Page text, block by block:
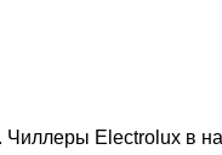
Чиллеры Electrolux в